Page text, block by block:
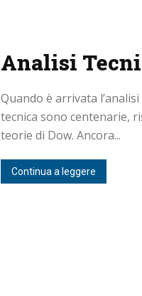
Analisi
Quando è arrivata
tecnica sono centenarie,
teorie di Dow. Ancora...
Continua a leggere